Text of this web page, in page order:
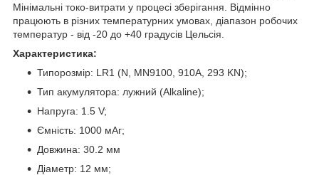
Мінімальні токо-витрати у процесі зберігання. Відмінно
працюють в різних температурних умовах, діапазон робочих
температур - від -20 до +40 градусів Цельсія.
Характеристика:
Типорозмір: LR1 (N, MN9100, 910А, 293 KN);
Тип акумулятора: лужний (Alkaline);
Напруга: 1.5 V;
Ємність: 1000 мАг;
Довжина: 30.2 мм
Діаметр: 12 мм;